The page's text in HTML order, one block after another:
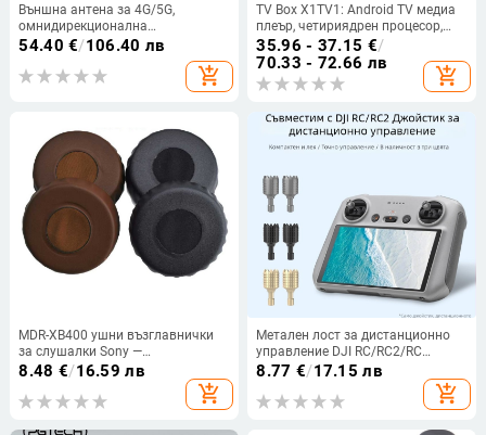
Външна антена за 4G/5G,
омнидирекционална
цилиндрична антена с висок
усилвател на сигнала, 868/915
MHz, за рутер и мрежова карта
54.40 €/106.40 лв
add_shopping_cart
TV Box X1TV1: Android TV медиа
плеър, четириядрен процесор,
1080p HD, двубандов Wi‑Fi,
вградена 8/64/128GB памет.
35.96 - 37.15 €/
70.33 - 72.66 лв
add_shopping_cart
MDR-XB400 ушни възглавнички
за слушалки Sony —
имитационна кожа, протеинова
повърхност, самозалепващо
задно, 2 чифта (Model MDR-
8.48 €/16.59 лв
add_shopping_cart
Метален лост за дистанционно
управление DJI RC/RC2/RC
Pro/RC N1/N2, LKTOP YG-LKT,
8.77 €/17.15 лв
add_shopping_cart